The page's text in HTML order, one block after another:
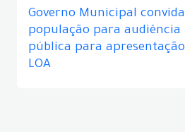
Governo Municipal convida
população para audiência
pública para
LOA